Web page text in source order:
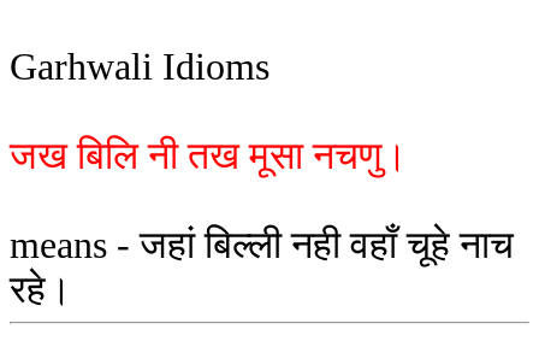
Garhwali Idioms
जख बिलि नी तख मूसा नचणु।
means - जहां बिल्ली नही वहाँ चूहे नाच
रहे।